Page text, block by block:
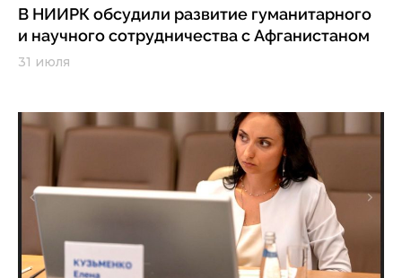
В НИИРК обсудили развитие гуманитарного
и научного сотрудничества с Афганистаном
31 июля